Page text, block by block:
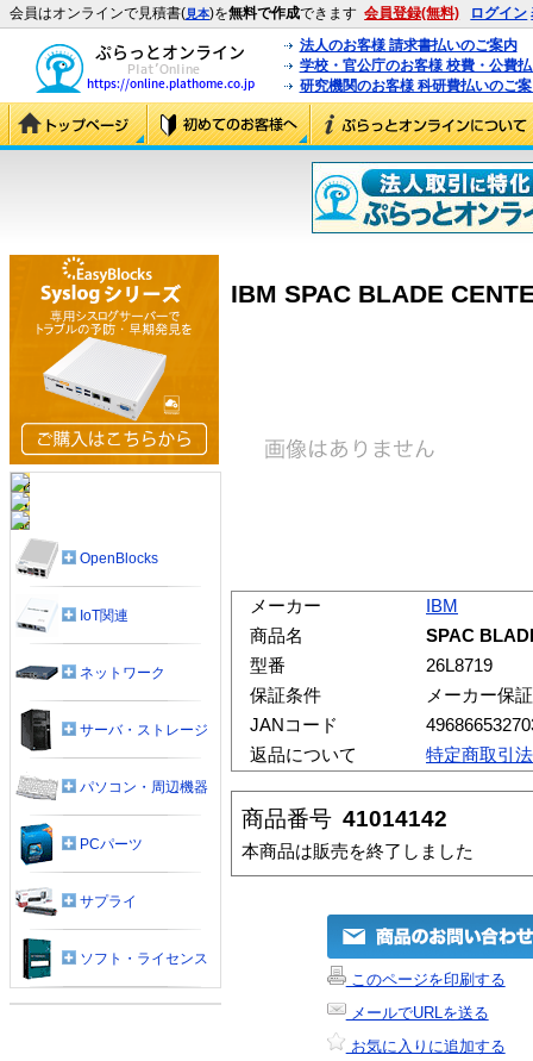
会員はオンラインで見積書(見本)を無料で作成できます 会員登録(無料) ログイン
法人のお客様 請求書払いのご案内
学校・官公庁のお客様 校費・公費
研究機関のお客様 科研費払いのご
IBM SPAC BLADE
メーカー
IBM
商品名
SPAC
型番
26L8719
保証条件
メーカー保証
JANコード
返品について
特定商取引
商品番号 41014142
本商品は販売を終了しました
このページを印刷する
メールでURLを送る
お気に入りに追加する
OpenBlocks
IoT関連
ネットワーク
サーバ・ストレージ
パソコン・周辺機器
PCパーツ
サプライ
ソフト・ライセンス